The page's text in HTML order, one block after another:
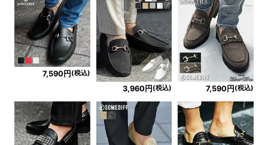
7,590円 (税込)
3,960円 (税込) 7,590円 (税込)